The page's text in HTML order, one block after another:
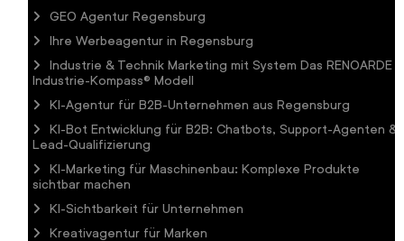
GEO Agentur Regensburg
Ihre Werbeagentur in Regensburg
Industrie & Technik Marketing mit System Das RENOARDE
Industrie-Kompass® Modell
KI-Agentur für B2B-Unternehmen aus Regensburg
KI-Bot Entwicklung für B2B: Chatbots, Support-Agenten &
Lead-Qualifizierung
KI-Marketing für Maschinenbau: Komplexe Produkte
sichtbar machen
KI-Sichtbarkeit für Unternehmen
Kreativagentur für Marken